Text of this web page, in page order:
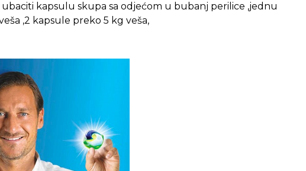
kapsulu skupa sa odjećom u bubanj perilice ,jednu
,2 kapsule preko 5 kg veša,